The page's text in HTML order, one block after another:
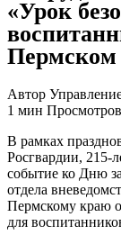
«Урок
Пермском
Автор
1 мин Просмотров
В рамках
Росгвардии, 215-
событие ко Дню
отдела
Пермскому краю
для